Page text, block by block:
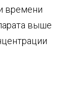
времени
выше